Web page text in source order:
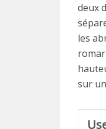
deux
les
sur